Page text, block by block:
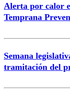
Alerta por calor
Temprana
Semana
tramitación del